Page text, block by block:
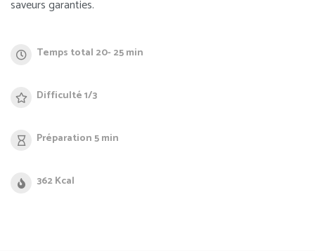
saveurs garanties.
Temps total 20- 25 min
Difficulté 1/3
Préparation 5 min
362 Kcal